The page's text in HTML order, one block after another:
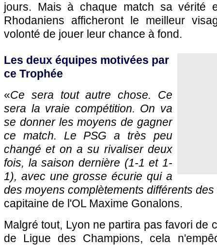
jours. Mais à chaque match sa vérité
Rhodaniens afficheront le meilleur
volonté de jouer leur chance à fond.
Les deux équipes motivées par
ce Trophée
«Ce sera tout autre chose. Ce
sera la vraie compétition. On va
se donner les moyens de gagner
ce match. Le PSG a très peu
changé et on a su rivaliser deux
fois, la saison dernière (1-1 et 1-
1), avec une grosse écurie qui a
des moyens complètements différents
capitaine de l'OL Maxime Gonalons.
Malgré tout, Lyon ne partira pas favori de
de Ligue des Champions, cela